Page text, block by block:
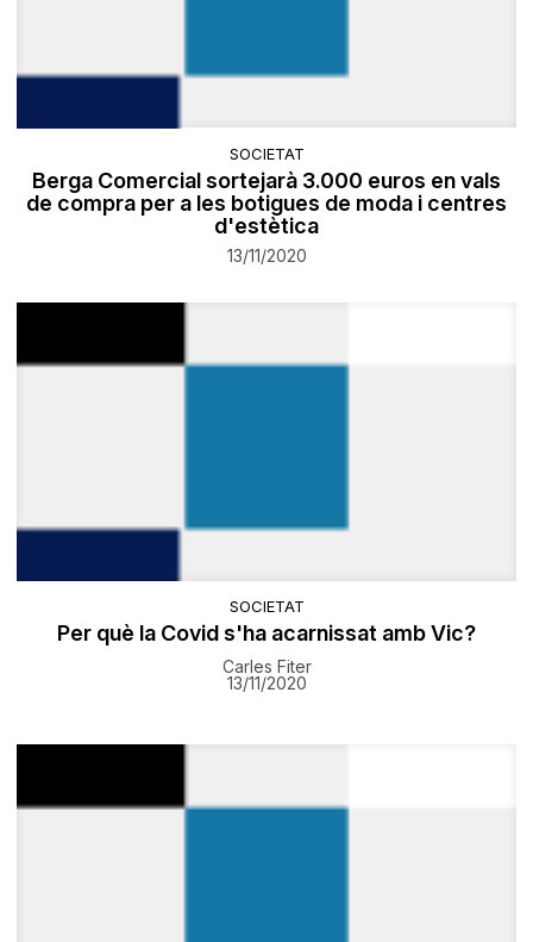
SOCIETAT
Berga Comercial sortejarà 3.000 euros en vals
de compra per a les botigues de moda i centres
d'estètica
13/11/2020
SOCIETAT
Per què la Covid s'ha acarnissat amb Vic?
Carles Fiter
13/11/2020